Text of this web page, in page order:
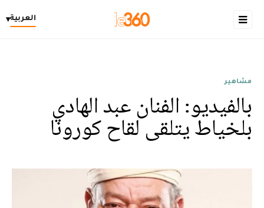
العربية▾
مشاهير
بالفيديو: الفنان عبد الهادي
بلخياط يتلقى لقاح كورونا